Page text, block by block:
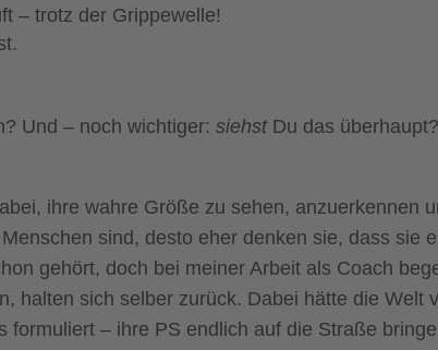
– trotz der Grippewelle!
Und – noch wichtiger:siehst Du das
ihre wahre Größe zu sehen, anzuerkennen
sind, desto eher denken sie, dass sie
gehört, doch bei meiner Arbeit als Coach
halten sich selber zurück. Dabei hätte die Welt
– ihre PS endlich auf die Straße